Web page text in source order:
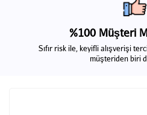
%100 Müşteri
Sıfır risk ile, keyifli alışverişi
müşteriden biri